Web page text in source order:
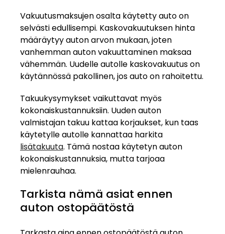
Vakuutusmaksujen osalta käytetty auto on
selvästi edullisempi. Kaskovakuutuksen hinta
määräytyy auton arvon mukaan, joten
vanhemman auton vakuuttaminen maksaa
vähemmän. Uudelle autolle kaskovakuutus on
käytännössä pakollinen, jos auto on rahoitettu.
Takuukysymykset vaikuttavat myös
kokonaiskustannuksiin. Uuden auton
valmistajan takuu kattaa korjaukset, kun taas
käytetylle autolle kannattaa harkita
lisätakuuta. Tämä nostaa käytetyn auton
kokonaiskustannuksia, mutta tarjoaa
mielenrauhaa.
Tarkista nämä asiat ennen
auton ostopäätöstä